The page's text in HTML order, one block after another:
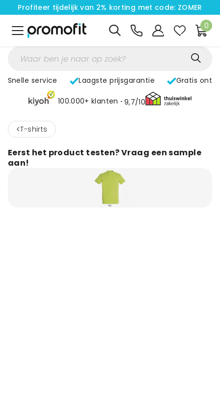
Profiteer tijdelijk van 2% korting met code: ZOMER
0
Snelle service Laagste prijsgarantie Gratis
100.000+ klanten 9,7/10
< T-shirts
Eerst het product testen? Vraag een sample
aan!